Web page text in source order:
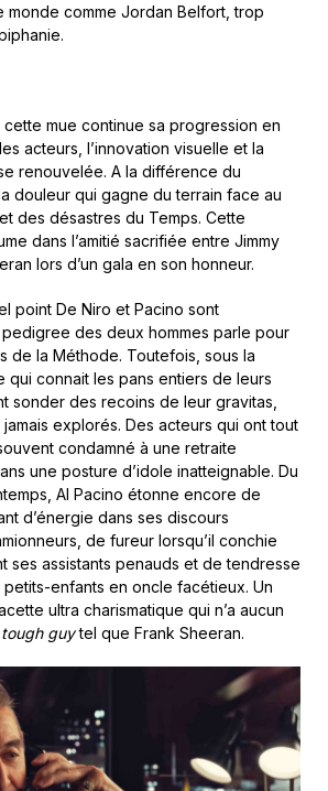
monde comme Jordan Belfort, trop
cette mue continue sa progression en
acteurs, l’innovation visuelle et la
renouvelée. A la différence du
douleur qui gagne du terrain face au
des désastres du Temps. Cette
dans l’amitié sacrifiée entre Jimmy
lors d’un gala en son honneur.
point De Niro et Pacino sont
des deux hommes parle pour
de la Méthode. Toutefois, sous la
qui connait les pans entiers de leurs
sonder des recoins de leur gravitas,
jamais explorés. Des acteurs qui ont tout
condamné à une retraite
une posture d’idole inatteignable. Du
Al Pacino étonne encore de
d’énergie dans ses discours
de fureur lorsqu’il conchie
ses assistants penauds et de tendresse
petits-enfants en oncle facétieux. Un
ultra charismatique qui n’a aucun
tough guytel que Frank Sheeran.